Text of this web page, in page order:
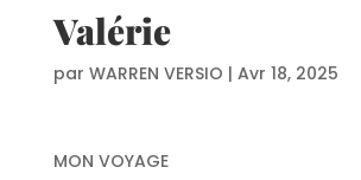
Valérie
par WARREN VERSIO | Avr 18, 2025
MON VOYAGE